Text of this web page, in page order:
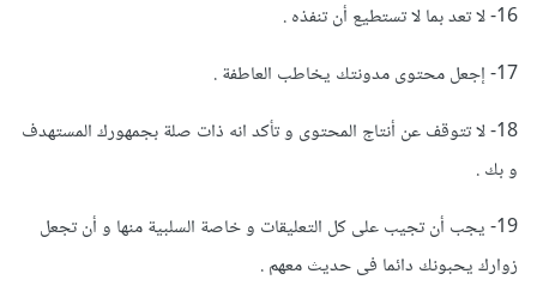
16- لا تعد بما لا تستطيع أن تنفذه .
17- إجعل محتوى مدونتك يخاطب العاطفة .
18- لا تتوقف عن أنتاج المحتوى و تأكد انه ذات صلة بجمهورك المستهدف
و بك .
19- يجب أن تجيب على كل التعليقات و خاصة السلبية منها و أن تجعل
زوارك يحبونك دائما فى حديث معهم .